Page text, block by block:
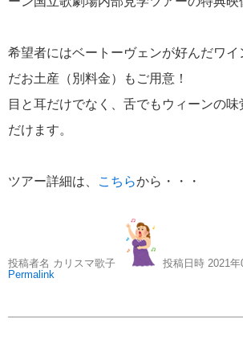
希望者にはベートーヴェンが好んだワイ
だお土産（別料金）もご用意！
目と耳だけでなく、舌でもウィーンの
だけます。
ツアー詳細は、 こちらから・・・
投稿者名 カリスマ歌子 投稿日時 2021年
Permalink